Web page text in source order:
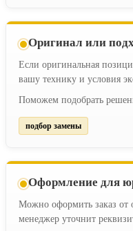
Оригинал или
Если оригинальная
вашу технику и условия
Поможем подобрать
подбор замены
Оформление для
Можно оформить заказ от
менеджер уточнит